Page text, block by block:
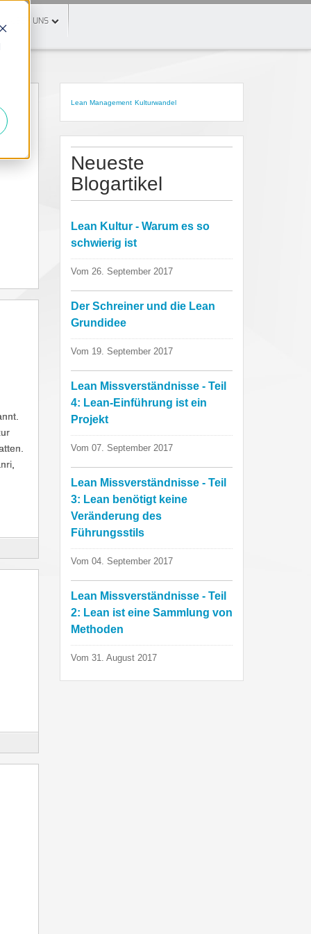
ÜBER UNS
Lean Management Kulturwandel
Neueste
Blogartikel
Lean Kultur - Warum es so
schwierig ist
Vom 26. September 2017
Der Schreiner und die Lean
Grundidee
Vom 19. September 2017
Lean Missverständnisse - Teil
4: Lean-Einführung ist ein
Projekt
Vom 07. September 2017
Lean Missverständnisse - Teil
3: Lean benötigt keine
Veränderung des
Führungsstils
Vom 04. September 2017
Lean Missverständnisse - Teil
2: Lean ist eine Sammlung von
Methoden
Vom 31. August 2017